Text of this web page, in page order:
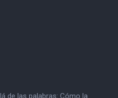
de las palabras: Cómo la